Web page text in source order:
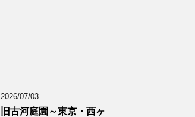
2026/07/03
旧古河庭園～東京・西ヶ